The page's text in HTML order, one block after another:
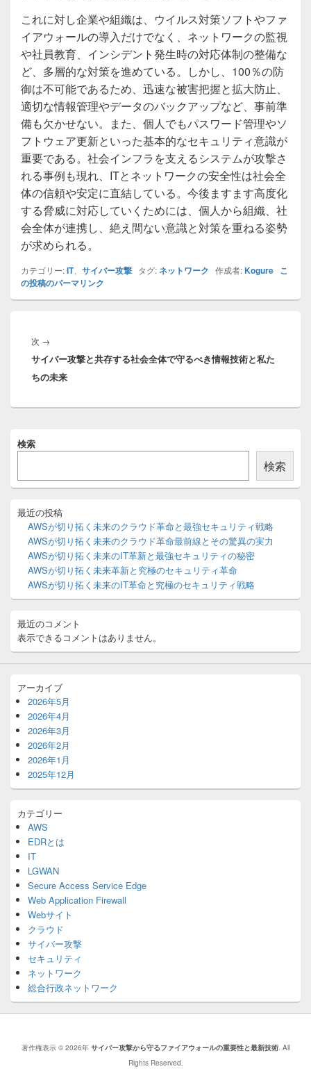
これに対し企業や組織は、ウイルス対策ソフトやファ
イアウォールの導入だけでなく、ネットワークの監視
や社員教育、インシデント発生時の対応体制の整備な
ど、多層的な対策を進めている。しかし、100％の防
御は不可能であるため、迅速な被害把握と拡大防止、
適切な情報管理やデータのバックアップなど、事前準
備も欠かせない。また、個人でもパスワード管理やソ
フトウェア更新といった基本的なセキュリティ意識が
重要である。社会インフラを支えるシステムが攻撃さ
れる事例も現れ、ITとネットワークの安全性は社会全
体の信頼や安定に直結している。今後ますます高度化
する脅威に対応していくためには、個人から組織、社
会全体が連携し、絶え間ない意識と対策を重ねる姿勢
が求められる。
カテゴリー:IT、 サイバー攻撃 タグ:ネットワーク 作成者:Kogure こ
の投稿のパーマリンク
稿
ナ
ビ
ゲ
ン
次 →
の
投
サイバー攻撃と共存する社会全体で守るべき情報技術と私た
ちの未来
イ
イ
バ
ト
リ
ア
検索
検索
最近の投稿
AWSが切り拓く未来のクラウド革命と最強セキュリティ戦略
AWSが切り拓く未来のクラウド革命最前線とその驚異の実力
AWSが切り拓く未来のIT革新と最強セキュリティの秘密
AWSが切り拓く未来革新と究極のセキュリティ革命
AWSが切り拓く未来のIT革命と究極のセキュリティ戦略
最近のコメント
表示できるコメントはありません。
アーカイブ
2026年5月
2026年4月
2026年3月
2026年2月
2026年1月
2025年12月
カテゴリー
AWS
EDRとは
IT
LGWAN
Secure Access Service Edge
Web Application Firewall
Webサイト
クラウド
サイバー攻撃
セキュリティ
ネットワーク
総合行政ネットワーク
著作権表示 © 2026年 サイバー攻撃から守るファイアウォールの重要性と最新技術. All
Rights Reserved.